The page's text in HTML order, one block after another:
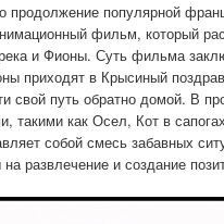
популярной
фильм, который
и Фионы. Суть фильма
приходят в Крысиный
свой путь обратно домой. В
такими как Осел, Кот в
собой смесь забавных
развлечение и создание